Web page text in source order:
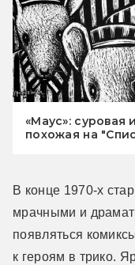
«Маус»: суровая
похожая на
В конце 1970-х
мрачными и
появляться
к героям в трико.